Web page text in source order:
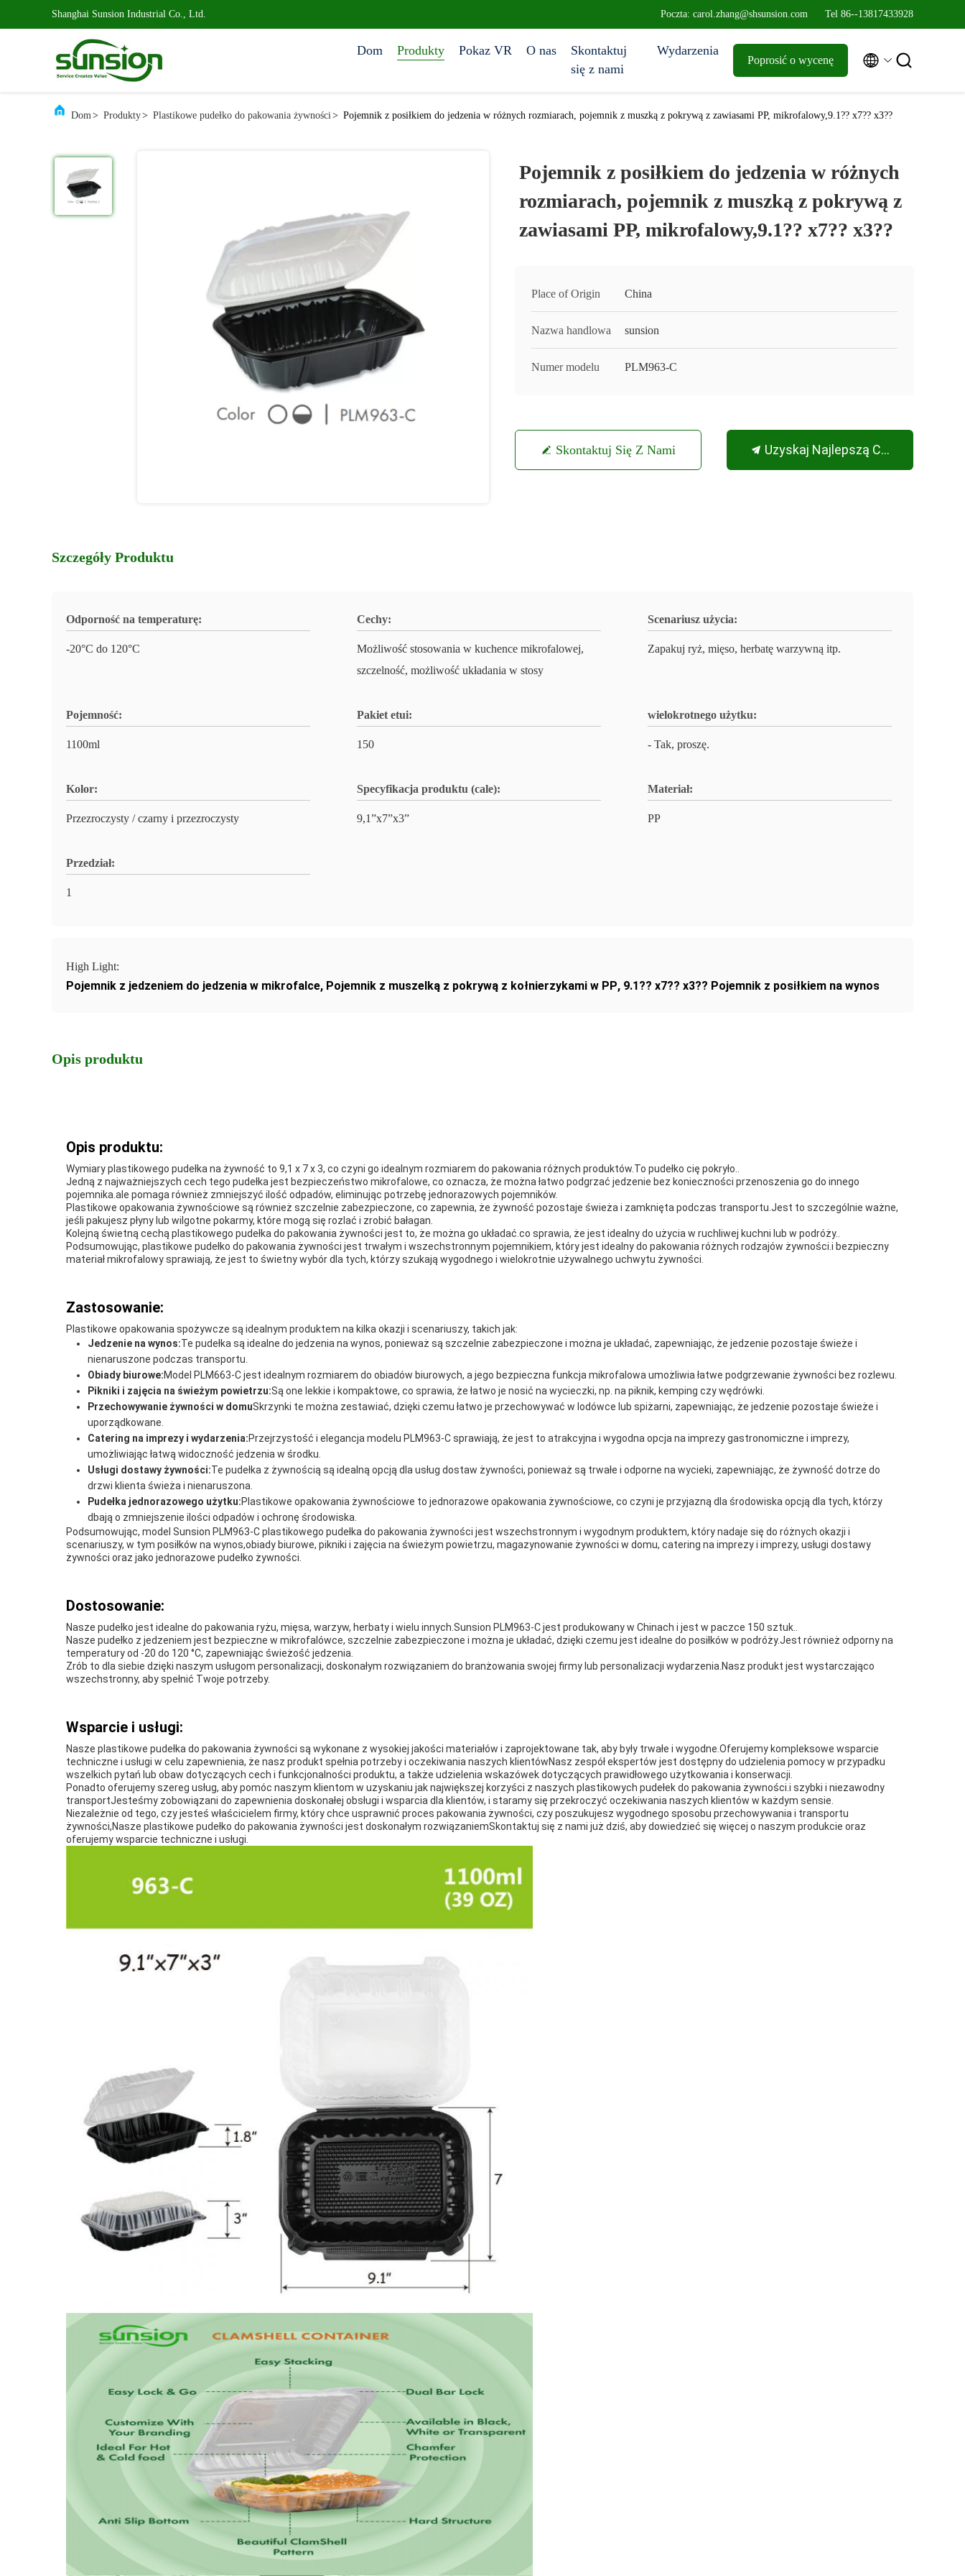
Shanghai Sunsion Industrial Co., Ltd. Poczta: carol.zhang@shsunsion.com Tel 86--13817433928
Dom Produkty Pokaz VR O nas
Skontaktuj
się z nami
Wydarzenia
Poprosić o wycenę  
Dom> Produkty> Plastikowe pudełko do pakowania żywności> Pojemnik z posiłkiem do jedzenia w różnych rozmiarach, pojemnik z muszką z pokrywą z zawiasami PP, mikrofalowy,9.1?? x7?? x3??
Pojemnik z posiłkiem do jedzenia w różnych
rozmiarach, pojemnik z muszką z pokrywą z
zawiasami PP, mikrofalowy,9.1?? x7?? x3??
Place of Origin China
Nazwa handlowa sunsion
Numer modelu PLM963-C
Skontaktuj Się Z Nami Uzyskaj Najlepszą Cenę
Szczegóły Produktu
Odporność na temperaturę:
-20°C do 120°C
Cechy:
Możliwość stosowania w kuchence mikrofalowej,
szczelność, możliwość układania w stosy
Scenariusz użycia:
Zapakuj ryż, mięso, herbatę warzywną itp.
Pojemność:
1100ml
Pakiet etui:
150
wielokrotnego użytku:
- Tak, proszę.
Kolor:
Przezroczysty / czarny i przezroczysty
Specyfikacja produktu (cale):
9,1”x7”x3”
Materiał:
PP
Przedział:
1
High Light:
Pojemnik z jedzeniem do jedzenia w mikrofalce, Pojemnik z muszelką z pokrywą z kołnierzykami w PP, 9.1?? x7?? x3?? Pojemnik z posiłkiem na wynos
Opis produktu
Opis produktu:
Wymiary plastikowego pudełka na żywność to 9,1 x 7 x 3, co czyni go idealnym rozmiarem do pakowania różnych produktów.To pudełko cię pokryło..
Jedną z najważniejszych cech tego pudełka jest bezpieczeństwo mikrofalowe, co oznacza, że można łatwo podgrzać jedzenie bez konieczności przenoszenia go do innego
pojemnika.ale pomaga również zmniejszyć ilość odpadów, eliminując potrzebę jednorazowych pojemników.
Plastikowe opakowania żywnościowe są również szczelnie zabezpieczone, co zapewnia, że żywność pozostaje świeża i zamknięta podczas transportu.Jest to szczególnie ważne,
jeśli pakujesz płyny lub wilgotne pokarmy, które mogą się rozlać i zrobić bałagan.
Kolejną świetną cechą plastikowego pudełka do pakowania żywności jest to, że można go układać.co sprawia, że jest idealny do użycia w ruchliwej kuchni lub w podróży..
Podsumowując, plastikowe pudełko do pakowania żywności jest trwałym i wszechstronnym pojemnikiem, który jest idealny do pakowania różnych rodzajów żywności.i bezpieczny
materiał mikrofalowy sprawiają, że jest to świetny wybór dla tych, którzy szukają wygodnego i wielokrotnie używalnego uchwytu żywności.
Zastosowanie:
Plastikowe opakowania spożywcze są idealnym produktem na kilka okazji i scenariuszy, takich jak:
Jedzenie na wynos:Te pudełka są idealne do jedzenia na wynos, ponieważ są szczelnie zabezpieczone i można je układać, zapewniając, że jedzenie pozostaje świeże i
nienaruszone podczas transportu.
Obiady biurowe:Model PLM663-C jest idealnym rozmiarem do obiadów biurowych, a jego bezpieczna funkcja mikrofalowa umożliwia łatwe podgrzewanie żywności bez rozlewu.
Pikniki i zajęcia na świeżym powietrzu:Są one lekkie i kompaktowe, co sprawia, że łatwo je nosić na wycieczki, np. na piknik, kemping czy wędrówki.
Przechowywanie żywności w domuSkrzynki te można zestawiać, dzięki czemu łatwo je przechowywać w lodówce lub spiżarni, zapewniając, że jedzenie pozostaje świeże i
uporządkowane.
Catering na imprezy i wydarzenia:Przejrzystość i elegancja modelu PLM963-C sprawiają, że jest to atrakcyjna i wygodna opcja na imprezy gastronomiczne i imprezy,
umożliwiając łatwą widoczność jedzenia w środku.
Usługi dostawy żywności:Te pudełka z żywnością są idealną opcją dla usług dostaw żywności, ponieważ są trwałe i odporne na wycieki, zapewniając, że żywność dotrze do
drzwi klienta świeża i nienaruszona.
Pudełka jednorazowego użytku:Plastikowe opakowania żywnościowe to jednorazowe opakowania żywnościowe, co czyni je przyjazną dla środowiska opcją dla tych, którzy
dbają o zmniejszenie ilości odpadów i ochronę środowiska.
Podsumowując, model Sunsion PLM963-C plastikowego pudełka do pakowania żywności jest wszechstronnym i wygodnym produktem, który nadaje się do różnych okazji i
scenariuszy, w tym posiłków na wynos,obiady biurowe, pikniki i zajęcia na świeżym powietrzu, magazynowanie żywności w domu, catering na imprezy i imprezy, usługi dostawy
żywności oraz jako jednorazowe pudełko żywności.
Dostosowanie:
Nasze pudełko jest idealne do pakowania ryżu, mięsa, warzyw, herbaty i wielu innych.Sunsion PLM963-C jest produkowany w Chinach i jest w paczce 150 sztuk..
Nasze pudełko z jedzeniem jest bezpieczne w mikrofalówce, szczelnie zabezpieczone i można je układać, dzięki czemu jest idealne do posiłków w podróży.Jest również odporny na
temperatury od -20 do 120 °C, zapewniając świeżość jedzenia.
Zrób to dla siebie dzięki naszym usługom personalizacji, doskonałym rozwiązaniem do branżowania swojej firmy lub personalizacji wydarzenia.Nasz produkt jest wystarczająco
wszechstronny, aby spełnić Twoje potrzeby.
Wsparcie i usługi:
Nasze plastikowe pudełka do pakowania żywności są wykonane z wysokiej jakości materiałów i zaprojektowane tak, aby były trwałe i wygodne.Oferujemy kompleksowe wsparcie
techniczne i usługi w celu zapewnienia, że nasz produkt spełnia potrzeby i oczekiwania naszych klientówNasz zespół ekspertów jest dostępny do udzielenia pomocy w przypadku
wszelkich pytań lub obaw dotyczących cech i funkcjonalności produktu, a także udzielenia wskazówek dotyczących prawidłowego użytkowania i konserwacji.
Ponadto oferujemy szereg usług, aby pomóc naszym klientom w uzyskaniu jak największej korzyści z naszych plastikowych pudełek do pakowania żywności.i szybki i niezawodny
transportJesteśmy zobowiązani do zapewnienia doskonałej obsługi i wsparcia dla klientów, i staramy się przekroczyć oczekiwania naszych klientów w każdym sensie.
Niezależnie od tego, czy jesteś właścicielem firmy, który chce usprawnić proces pakowania żywności, czy poszukujesz wygodnego sposobu przechowywania i transportu
żywności,Nasze plastikowe pudełko do pakowania żywności jest doskonałym rozwiązaniemSkontaktuj się z nami już dziś, aby dowiedzieć się więcej o naszym produkcie oraz
oferujemy wsparcie techniczne i usługi.